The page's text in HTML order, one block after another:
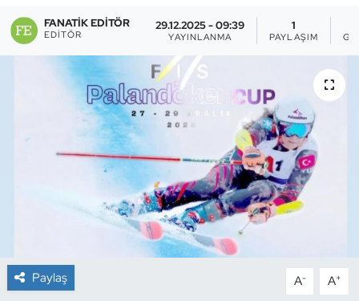
FANATIK EDITÖR
EDITÖR
29.12.2025 - 09:39
YAYINLANMA
1
PAYLAŞIM
Paylaş A- A+
Buz Hokeyi
Buz Pateni
Çim Hokeyi
Cimnastik
Dağcılık